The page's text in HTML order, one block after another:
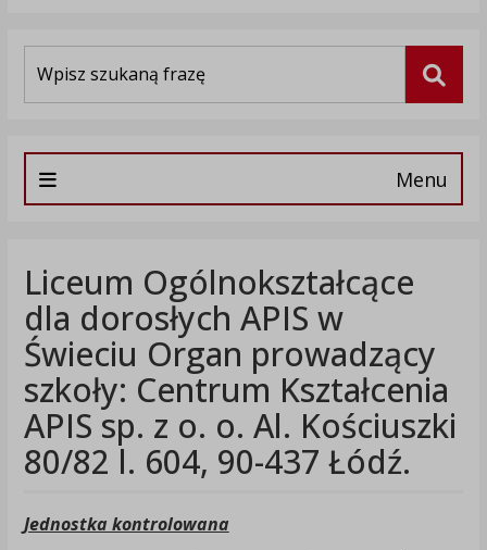
Menu
Liceum Ogólnokształcące
dla dorosłych APIS w
Świeciu Organ prowadzący
szkoły: Centrum Kształcenia
APIS sp. z o. o. Al. Kościuszki
80/82 l. 604, 90-437 Łódź.
Jednostka kontrolowana